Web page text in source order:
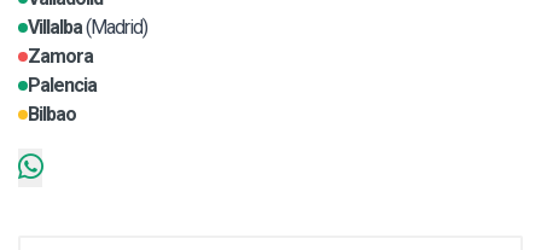
Villalba(Madrid)
Zamora
Palencia
Bilbao